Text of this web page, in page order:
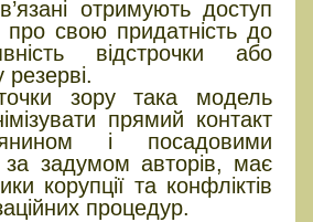
отримують доступ
про свою придатність до
відстрочки або
зору така модель
прямий контакт
і посадовими
задумом авторів, має
корупції та конфліктів
процедур.